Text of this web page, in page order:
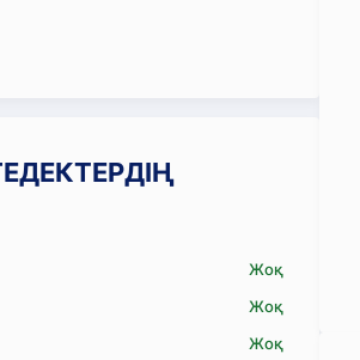
Жоқ
Жоқ
Жоқ